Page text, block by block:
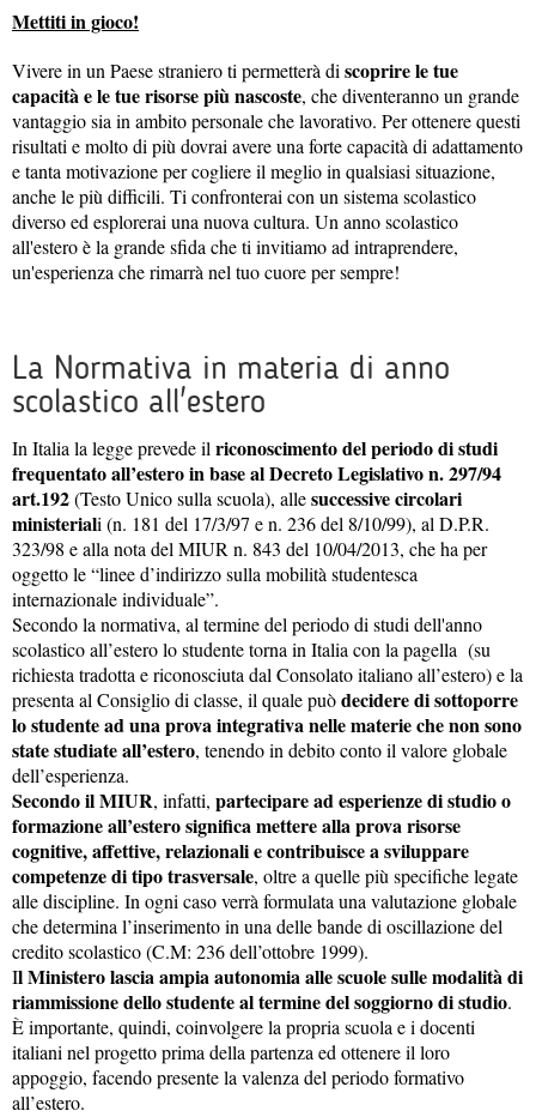
Mettiti in gioco!
Vivere in un Paese straniero ti permetterà discoprire le tue
capacità e le tue risorse più nascoste, che diventeranno un grande
vantaggio sia in ambito personale che lavorativo. Per ottenere questi
risultati e molto di più dovrai avere una forte capacità di adattamento
e tanta motivazione per cogliere il meglio in qualsiasi situazione,
anche le più difficili. Ti confronterai con un sistema scolastico
diverso ed esplorerai una nuova cultura. Un anno scolastico
all'estero è la grande sfida che ti invitiamo ad intraprendere,
un'esperienza che rimarrà nel tuo cuore per sempre!
La Normativa in materia di anno
scolastico all'estero
In Italia la legge prevede ilriconoscimento del periodo di studi
frequentato all’estero in base al Decreto Legislativo n. 297/94
art.192(Testo Unico sulla scuola), allesuccessive circolari
ministeriali (n. 181 del 17/3/97 e n. 236 del 8/10/99), al D.P.R.
323/98 e alla nota del MIUR n. 843 del 10/04/2013, che ha per
oggetto le “linee d’indirizzo sulla mobilità studentesca
internazionale individuale”.
Secondo la normativa, al termine del periodo di studi dell'anno
scolastico all’estero lo studente torna in Italia con la pagella (su
richiesta tradotta e riconosciuta dal Consolato italiano all’estero) e la
presenta al Consiglio di classe, il quale puòdecidere di sottoporre
lo studente ad una prova integrativa nelle materie che non sono
state studiate all’estero, tenendo in debito conto il valore globale
dell’esperienza.
Secondo il MIUR, infatti, partecipare ad esperienze di studio o
formazione all’estero significa mettere alla prova risorse
cognitive, affettive, relazionali e contribuisce a sviluppare
competenze di tipo trasversale, oltre a quelle più specifiche legate
alle discipline. In ogni caso verrà formulata una valutazione globale
che determina l’inserimento in una delle bande di oscillazione del
credito scolastico (C.M: 236 dell’ottobre 1999).
Il Ministero lascia ampia autonomia alle scuole sulle modalità di
riammissione dello studente al termine del soggiorno di studio.
È importante, quindi, coinvolgere la propria scuola e i docenti
italiani nel progetto prima della partenza ed ottenere il loro
appoggio, facendo presente la valenza del periodo formativo
all’estero.